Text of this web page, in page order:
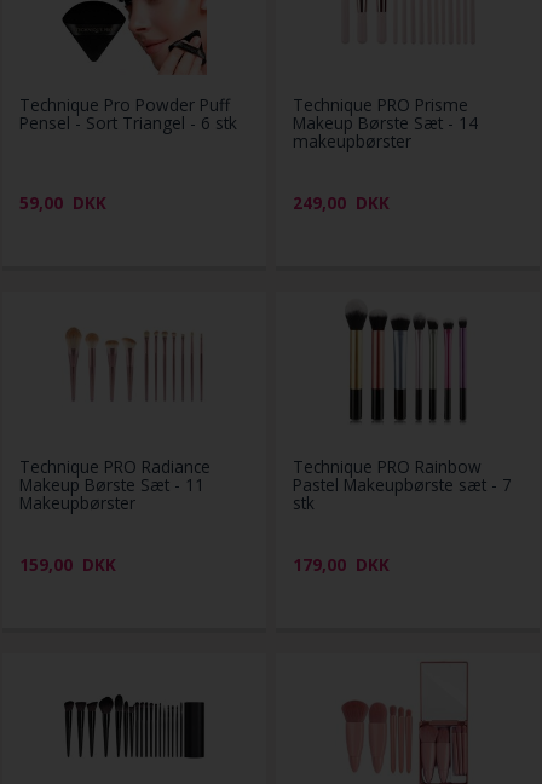
Technique Pro Powder Puff
Pensel - Sort Triangel - 6 stk
59,00 DKK
Technique PRO Prisme
Makeup Børste Sæt - 14
makeupbørster
249,00 DKK
Technique PRO Radiance
Makeup Børste Sæt - 11
Makeupbørster
159,00 DKK
Technique PRO Rainbow
Pastel Makeupbørste sæt - 7
stk
179,00 DKK